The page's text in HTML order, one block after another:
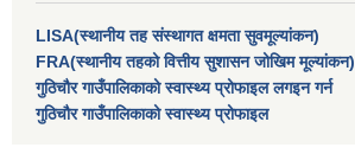
LISA(स्थानीय तह संस्थागत क्षमता सुवमूल्यांकन)
FRA(स्थानीय तहको वित्तीय सुशासन जोखिम मूल्यांकन)
गुठिचौर गाउँपालिकाको स्वास्थ्य प्रोफाइल लगइन गर्न
गुठिचौर गाउँपालिकाको स्वास्थ्य प्रोफाइल